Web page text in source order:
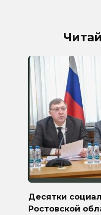
Десятки
Ростовской